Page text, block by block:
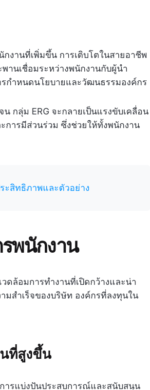
งานที่เพิ่มขึ้น การเติบโตในสายอาชีพ
านเชื่อมระหว่างพนักงานกับผู้นำ
กำหนดนโยบายและวัฒนธรรมองค์กร
กลุ่ม ERG จะกลายเป็นแรงขับเคลื่อน
การมีส่วนร่วม ซึ่งช่วยให้ทั้งพนักงาน
ะสิทธิภาพและตัวอย่าง
พนักงาน
ดล้อมการทำงานที่เปิดกว้างและน่า
สำเร็จของบริษัท องค์กรที่ลงทุนใน
ที่สูงขึ้น
ารแบ่งปันประสบการณ์และสนับสนุน